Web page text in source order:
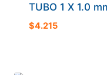
TUBO 1 X 1.0
$4.215